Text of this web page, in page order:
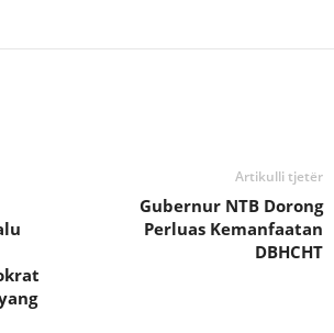
Artikulli tjetër
Gubernur NTB Dorong
Perluas Kemanfaatan
DBHCHT